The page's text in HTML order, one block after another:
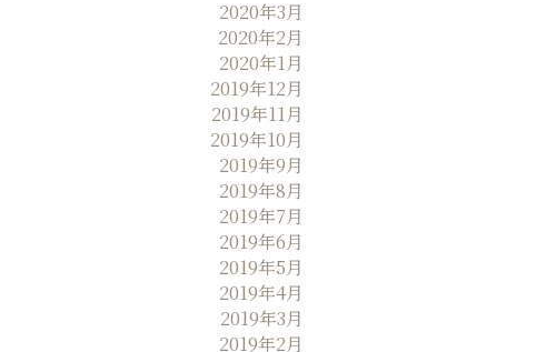
2020年3月
2020年2月
2020年1月
2019年12月
2019年11月
2019年10月
2019年9月
2019年8月
2019年7月
2019年6月
2019年5月
2019年4月
2019年3月
2019年2月